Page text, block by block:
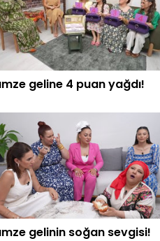
geline 4 puan yağdı!
gelinin soğan sevgisi!